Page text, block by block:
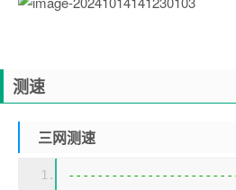
测速
三网测速